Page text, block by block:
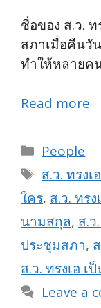
ชื่อของ ส.ว.
สภาเมื่อคืนวั
ทำให้หลายค
Read more
Categories
People
Tags
ส.ว. ทรงเอ
ใคร, ส.ว. ทรง
นามสกุล, ส.ว
ประชุมสภา,
ส.ว. ทรงเอ เ
Leave a